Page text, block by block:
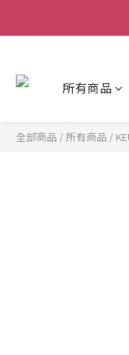
所有商品
全部商品 / 所有商品 /